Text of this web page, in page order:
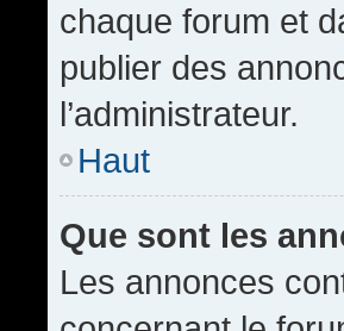
chaque forum et
publier des
l’administrateur.
Haut
Que sont les
Les annonces